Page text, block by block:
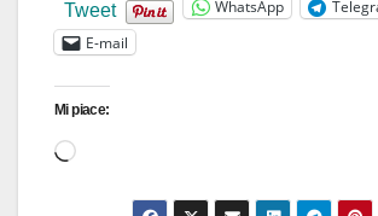
Tweet WhatsApp
E-mail
Mi piace:
Caricamento